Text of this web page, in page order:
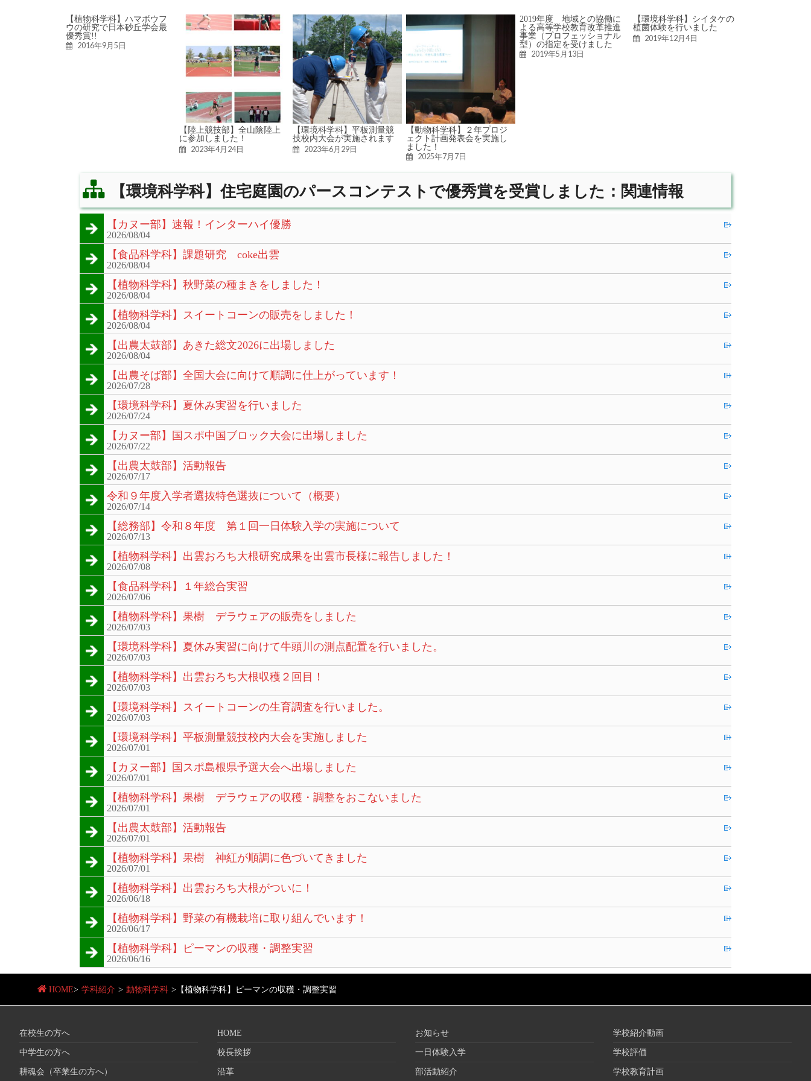
【植物科学科】ハマボウフ
ウの研究で日本砂丘学会最
優秀賞!!
2016年9月5日
【陸上競技部】全山陰陸上
に参加しました！
2023年4月24日
【環境科学科】平板測量競
技校内大会が実施されます
2023年6月29日
【動物科学科】２年プロジ
ェクト計画発表会を実施し
ました！
2025年7月7日
2019年度 地域との協働に
よる高等学校教育改革推進
事業（プロフェッショナル
型）の指定を受けました
2019年5月13日
【環境科学科】シイタケの
植菌体験を行いました
2019年12月4日
【環境科学科】住宅庭園のパースコンテストで優秀賞を受賞しました：関連情報
【カヌー部】速報！インターハイ優勝
2026/08/04
【食品科学科】課題研究 coke出雲
2026/08/04
【植物科学科】秋野菜の種まきをしました！
2026/08/04
【植物科学科】スイートコーンの販売をしました！
2026/08/04
【出農太鼓部】あきた総文2026に出場しました
2026/08/04
【出農そば部】全国大会に向けて順調に仕上がっています！
2026/07/28
【環境科学科】夏休み実習を行いました
2026/07/24
【カヌー部】国スポ中国ブロック大会に出場しました
2026/07/22
【出農太鼓部】活動報告
2026/07/17
令和９年度入学者選抜特色選抜について（概要）
2026/07/14
【総務部】令和８年度 第１回一日体験入学の実施について
2026/07/13
【植物科学科】出雲おろち大根研究成果を出雲市長様に報告しました！
2026/07/08
【食品科学科】１年総合実習
2026/07/06
【植物科学科】果樹 デラウェアの販売をしました
2026/07/03
【環境科学科】夏休み実習に向けて牛頭川の測点配置を行いました。
2026/07/03
【植物科学科】出雲おろち大根収穫２回目！
2026/07/03
【環境科学科】スイートコーンの生育調査を行いました。
2026/07/03
【環境科学科】平板測量競技校内大会を実施しました
2026/07/01
【カヌー部】国スポ島根県予選大会へ出場しました
2026/07/01
【植物科学科】果樹 デラウェアの収穫・調整をおこないました
2026/07/01
【出農太鼓部】活動報告
2026/07/01
【植物科学科】果樹 神紅が順調に色づいてきました
2026/07/01
【植物科学科】出雲おろち大根がついに！
2026/06/18
【植物科学科】野菜の有機栽培に取り組んでいます！
2026/06/17
【植物科学科】ピーマンの収穫・調整実習
2026/06/16
HOME> 学科紹介 > 動物科学科 > 【植物科学科】ピーマンの収穫・調整実習
在校生の方へ
中学生の方へ
耕魂会（卒業生の方へ）
HOME
校長挨拶
沿革
お知らせ
一日体験入学
部活動紹介
学校紹介動画
学校評価
学校教育計画